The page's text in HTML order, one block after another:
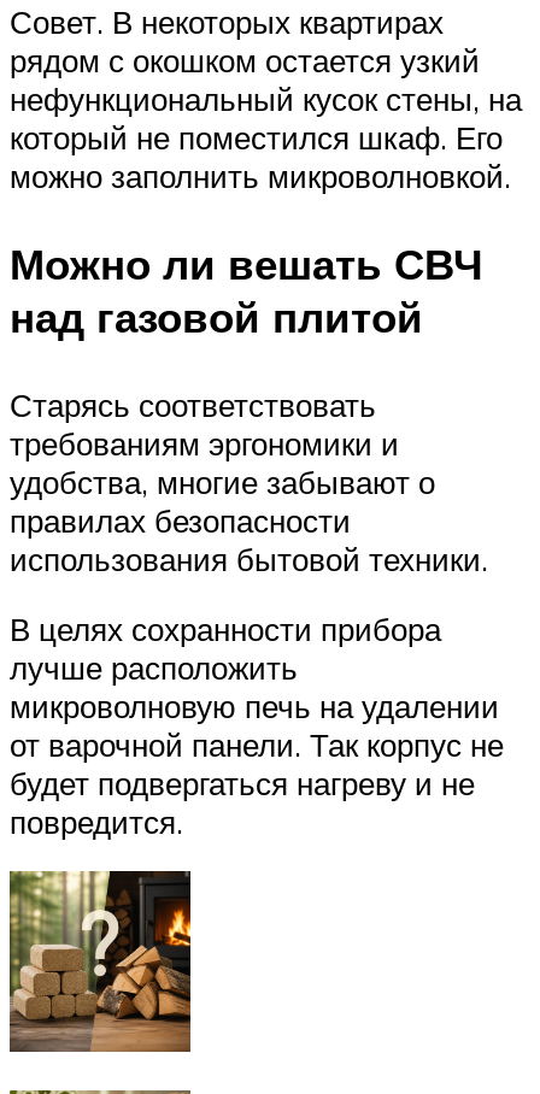
Совет. В некоторых квартирах
рядом с окошком остается узкий
нефункциональный кусок стены, на
который не поместился шкаф. Его
можно заполнить микроволновкой.
Можно ли вешать СВЧ
над газовой плитой
Старясь соответствовать
требованиям эргономики и
удобства, многие забывают о
правилах безопасности
использования бытовой техники.
В целях сохранности прибора
лучше расположить
микроволновую печь на удалении
от варочной панели. Так корпус не
будет подвергаться нагреву и не
повредится.